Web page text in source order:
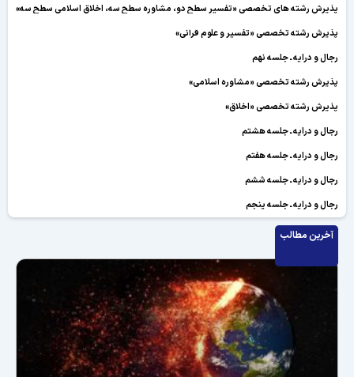
پذیرش رشته های تخصصی «تفسیر سطح دو، مشاوره سطح سه، اخلاق اسلامی سطح سه»
پذیرش رشته تخصصی «تفسیر و علوم قرآنی»
رجال و درایه ـ جلسه نهم
پذیرش رشته تخصصی «مشاوره اسلامی»
پذیرش رشته تخصصی «اخلاق»
رجال و درایه ـ جلسه هشتم
رجال و درایه ـ جلسه هفتم
رجال و درایه ـ جلسه ششم
رجال و درایه ـ جلسه پنجم
رجال و درایه ـ جلسه چهارم
رجال و درایه ـ جلسه اول
آخرین مطالب